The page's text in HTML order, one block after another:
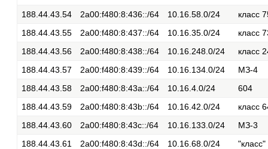
188.44.43.54
2a00:f480:8:436::/64 10.16.58.0/24
класс
188.44.43.55
2a00:f480:8:437::/64 10.16.35.0/24
класс
188.44.43.56
2a00:f480:8:438::/64 10.16.248.0/24
класс
188.44.43.57
2a00:f480:8:439::/64 10.16.134.0/24
МЗ-4
188.44.43.58
2a00:f480:8:43a::/64 10.16.4.0/24
604
188.44.43.59
2a00:f480:8:43b::/64 10.16.42.0/24
класс
188.44.43.60
2a00:f480:8:43c::/64 10.16.133.0/24
МЗ-3
188.44.43.61
2a00:f480:8:43d::/64 10.16.68.0/24